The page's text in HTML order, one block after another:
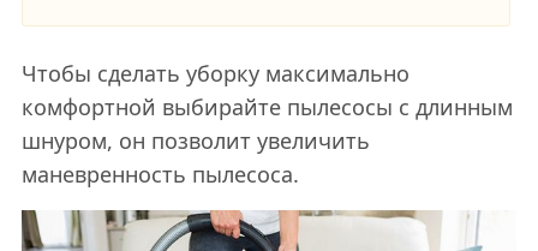
Чтобы сделать уборку максимально
комфортной выбирайте пылесосы с длинным
шнуром, он позволит увеличить
маневренность пылесоса.